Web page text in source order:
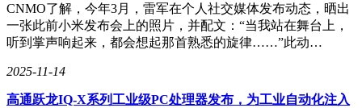
CNMO了解，今年3月，雷军在个人社交媒体发布动态，晒出
一张此前小米发布会上的照片，并配文：“当我站在舞台上，
听到掌声响起来，都会想起那首熟悉的旋律……”此动…
2025-11-14
高通跃龙IQ-X系列工业级PC处理器发布，为工业自动化注入